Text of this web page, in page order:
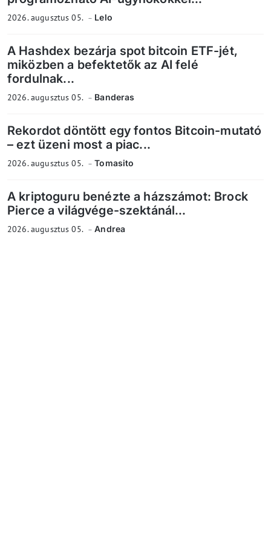
2026. augusztus 05. Lelo
A Hashdex bezárja spot bitcoin ETF-jét,
miközben a befektetők az AI felé
fordulnak...
2026. augusztus 05. Banderas
Rekordot döntött egy fontos Bitcoin-mutató
– ezt üzeni most a piac...
2026. augusztus 05. Tomasito
A kriptoguru benézte a házszámot: Brock
Pierce a világvége-szektánál...
2026. augusztus 05. Andrea